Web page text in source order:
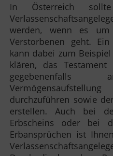
In Österreich
werden, wenn es
Verstorbenen geht.
kann dabei zum
klären, das
gegebenenfalls
durchzuführen sowie
erstellen. Auch bei
Erbscheins oder bei
Erbansprüchen ist